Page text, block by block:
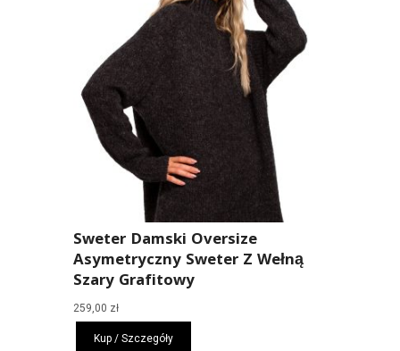
Sweter Damski Oversize
Asymetryczny Sweter Z Wełną
Szary Grafitowy
259,00 zł
Kup / Szczegóły